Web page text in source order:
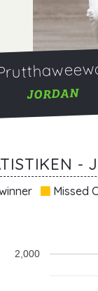
JORDAN
-
Missed
2,000